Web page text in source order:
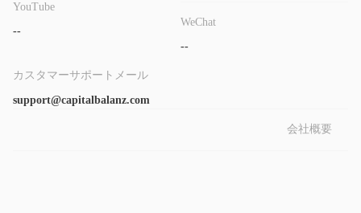
YouTube
--
WeChat
--
カスタマーサポートメール
support@capitalbalanz.com
会社概要